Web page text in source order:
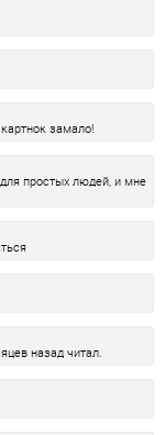
картнок замало!
простых людей, и мне
назад читал.